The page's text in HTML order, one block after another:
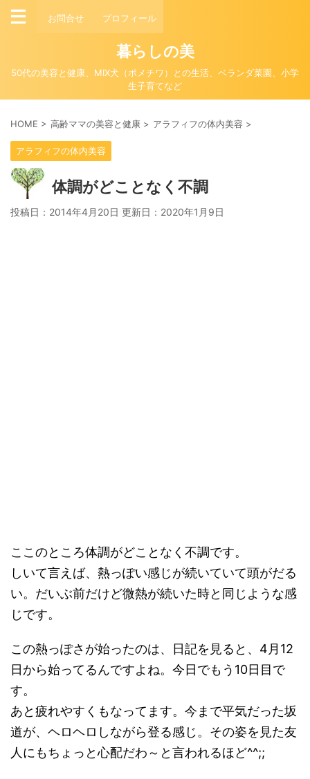
お問合せ プロフィール
暮らしの美
50代の美容と健康、MIX犬（ポメチワ）との生活、ベランダ菜園、小学
生子育てなど
HOME > 高齢ママの美容と健康 > アラフィフの体内美容 >
アラフィフの体内美容
体調がどことなく不調
投稿日：2014年4月20日 更新日： 2020年1月9日
ここのところ体調がどことなく不調です。
しいて言えば、熱っぽい感じが続いていて頭がだる
い。だいぶ前だけど微熱が続いた時と同じような感
じです。
この熱っぽさが始ったのは、日記を見ると、4月12
日から始ってるんですよね。今日でもう10日目で
す。
あと疲れやすくもなってます。今まで平気だった坂
道が、ヘロヘロしながら登る感じ。その姿を見た友
人にもちょっと心配だわ～と言われるほど^^;;